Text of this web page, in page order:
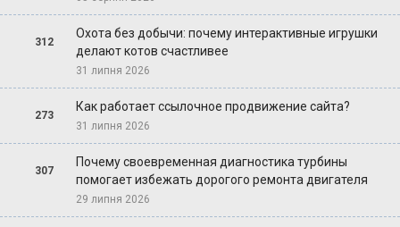
312
Охота без добычи: почему интерактивные игрушки
делают котов счастливее
31 липня 2026
273
Как работает ссылочное продвижение сайта?
31 липня 2026
307
Почему своевременная диагностика турбины
помогает избежать дорогого ремонта двигателя
29 липня 2026